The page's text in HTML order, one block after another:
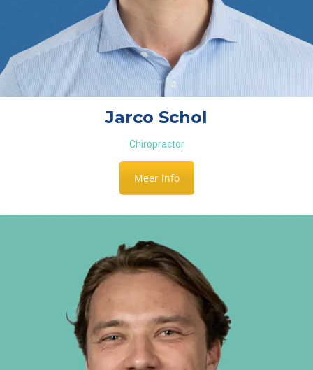
Jarco Schol
Chiropractor
Meer info